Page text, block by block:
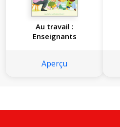
Au travail :
Enseignants
Aperçu